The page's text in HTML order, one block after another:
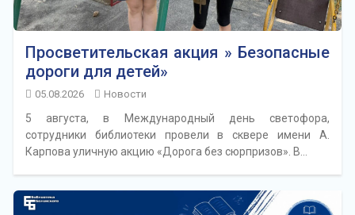
Просветительская акция » Безопасные
дороги для детей»
05.08.2026 Новости
5 августа, в Международный день светофора,
сотрудники библиотеки провели в сквере имени А.
Карпова уличную акцию «Дорога без сюрпризов». В…